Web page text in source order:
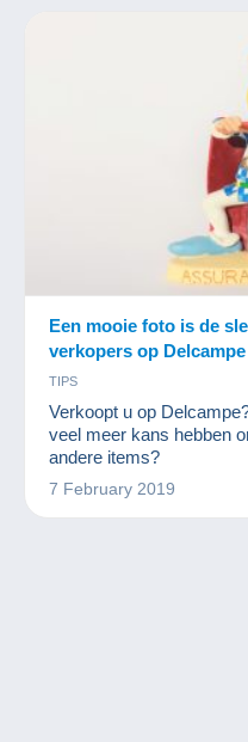
Een mooie foto is de
verkopers op Delcampe
TIPS
Verkoopt u op
veel meer kans hebben
andere items?
7 February 2019